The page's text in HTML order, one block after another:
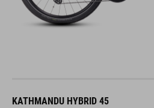
KATHMANDU HYBRID 45